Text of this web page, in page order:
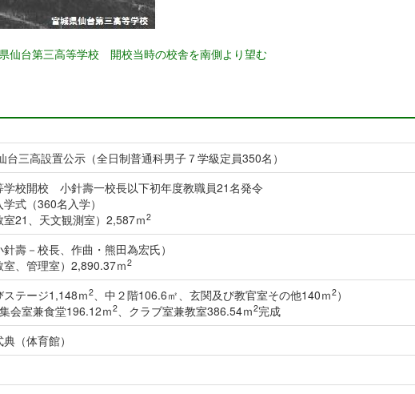
仙台第三高等学校 開校当時の校舎を南側より望む
台三高設置公示（全日制普通科男子７学級定員350名）
学校開校 小針壽一校長以下初年度教職員21名発令
式（360名入学）
21、天文観測室）2,587ｍ2
壽－校長、作曲・熊田為宏氏）
、管理室）2,890.37ｍ2
テージ1,148ｍ2 、中２階106.6㎡、玄関及び教官室その他140ｍ2）
会室兼食堂196.12ｍ2 、クラブ室兼教室386.54ｍ2完成
（体育館）